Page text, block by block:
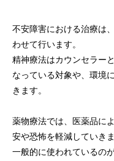
不安障害における治療は
わせて行います。
精神療法はカウンセラー
なっている対象や、環境
きます。
薬物療法では、医薬品に
安や恐怖を軽減していきま
一般的に使われているの